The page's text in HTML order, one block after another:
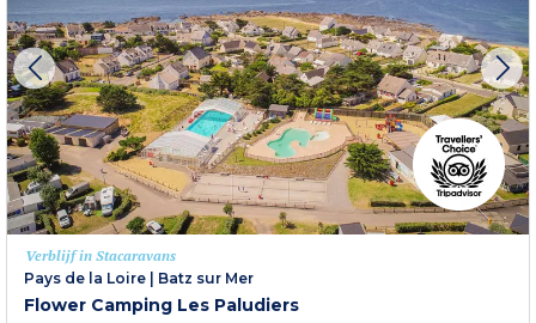
Verblijf in Stacaravans
Pays de la Loire
Batz sur Mer
Flower Camping Les Paludiers